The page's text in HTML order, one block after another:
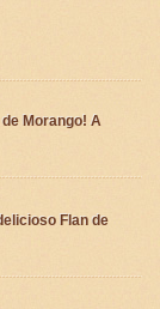
Morango! A
Flan de